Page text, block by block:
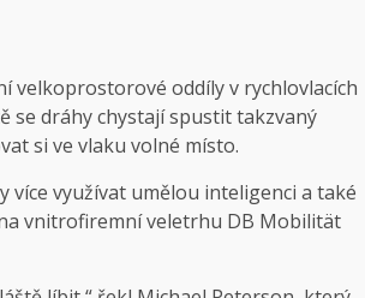
velkoprostorové oddíly v rychlovlacích
se dráhy chystají spustit takzvaný
si ve vlaku volné místo.
využívat umělou inteligenci a také
vnitrofiremní veletrhu DB Mobilität